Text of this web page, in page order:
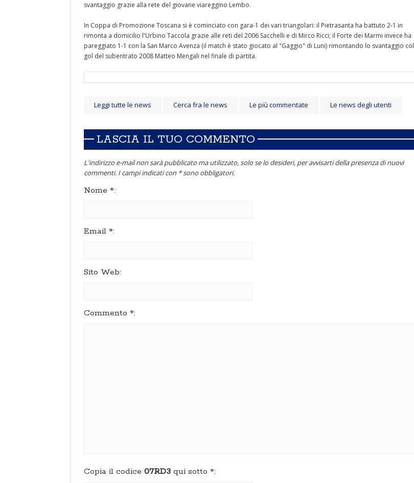
svantaggio grazie alla rete del giovane viareggino Lembo.
In Coppa di Promozione Toscana si è cominciato con gara-1 dei vari triangolari: il Pietrasanta ha battuto 2-1 in
rimonta a domicilio l'Urbino Taccola grazie alle reti del 2006 Sacchelli e di Mirco Ricci; il Forte dei Marmi invece ha
pareggiato 1-1 con la San Marco Avenza (il match è stato giocato al "Gaggio" di Luni) rimontando lo svantaggio col
gol del subentrato 2008 Matteo Mengali nel finale di partita.
Leggi tutte le news Cerca fra le news Le più commentate Le news degli utenti
LASCIA IL TUO COMMENTO
L'indirizzo e-mail non sarà pubblicato ma utilizzato, solo se lo desideri, per avvisarti della presenza di nuovi
commenti. I campi indicati con * sono obbligatori.
Nome *:
Email *:
Sito Web:
Commento *:
Copia il codice 07RD3 qui sotto *: